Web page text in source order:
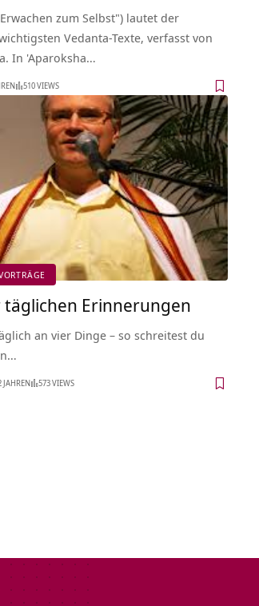
zum Selbst") lautet der
Vedanta-Texte, verfasst von
In 'Aparoksha…
510 VIEWS
täglichen Erinnerungen
an vier Dinge – so schreitest du
JAHREN 573 VIEWS